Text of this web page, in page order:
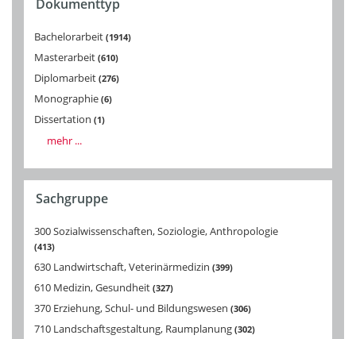
Dokumenttyp
Bachelorarbeit 1914
Masterarbeit 610
Diplomarbeit 276
Monographie 6
Dissertation 1
mehr ...
Sachgruppe
300 Sozialwissenschaften, Soziologie, Anthropologie
413
630 Landwirtschaft, Veterinärmedizin 399
610 Medizin, Gesundheit 327
370 Erziehung, Schul- und Bildungswesen 306
710 Landschaftsgestaltung, Raumplanung 302